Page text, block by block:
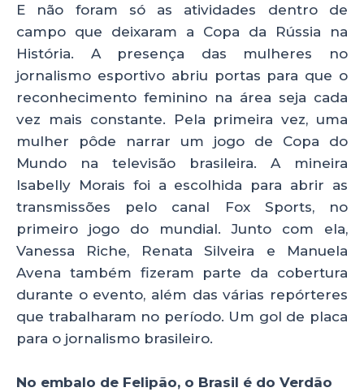
E não foram só as atividades dentro de
campo que deixaram a Copa da Rússia na
História. A presença das mulheres no
jornalismo esportivo abriu portas para que o
reconhecimento feminino na área seja cada
vez mais constante. Pela primeira vez, uma
mulher pôde narrar um jogo de Copa do
Mundo na televisão brasileira. A mineira
Isabelly Morais foi a escolhida para abrir as
transmissões pelo canal Fox Sports, no
primeiro jogo do mundial. Junto com ela,
Vanessa Riche, Renata Silveira e Manuela
Avena também fizeram parte da cobertura
durante o evento, além das várias repórteres
que trabalharam no período. Um gol de placa
para o jornalismo brasileiro.
No embalo de Felipão, o Brasil é do Verdão